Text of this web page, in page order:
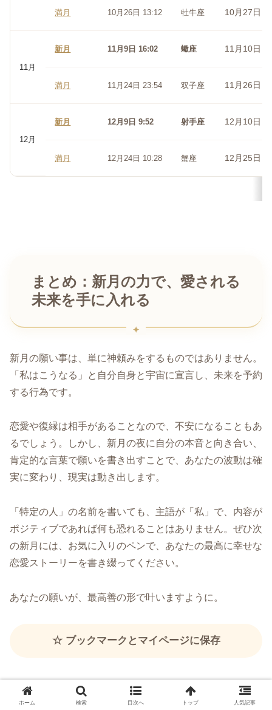
満月 10月26日 13:12 牡牛座 10月27日
11月
新月 11月9日 16:02 蠍座 11月10日
満月 11月24日 23:54 双子座 11月26日
12月
新月 12月9日 9:52 射手座 12月10日
満月 12月24日 10:28 蟹座 12月25日
まとめ：新月の力で、愛される
未来を手に入れる
新月の願い事は、単に神頼みをするものではありません。
「私はこうなる」と自分自身と宇宙に宣言し、未来を予約
する行為です。
恋愛や復縁は相手があることなので、不安になることもあ
るでしょう。しかし、新月の夜に自分の本音と向き合い、
肯定的な言葉で願いを書き出すことで、あなたの波動は確
実に変わり、現実は動き出します。
「特定の人」の名前を書いても、主語が「私」で、内容が
ポジティブであれば何も恐れることはありません。ぜひ次
の新月には、お気に入りのペンで、あなたの最高に幸せな
恋愛ストーリーを書き綴ってください。
あなたの願いが、最高善の形で叶いますように。
☆ ブックマークとマイページに保存
ホーム 検索 目次へ トップ 人気記事